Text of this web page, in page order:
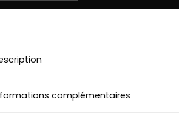
complémentaires